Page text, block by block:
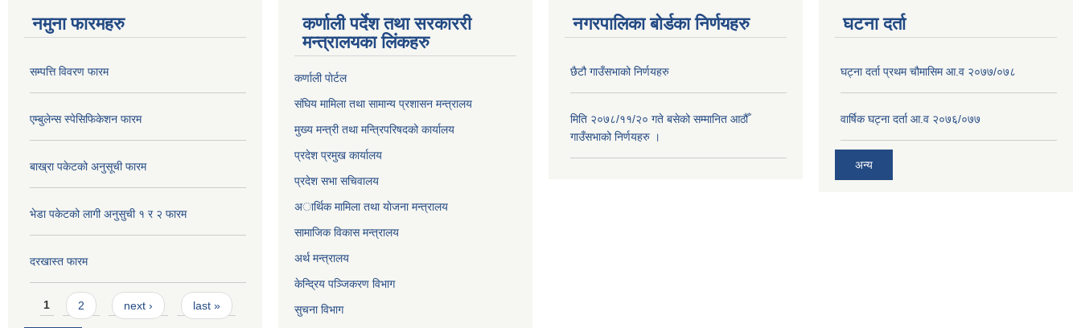
नमुना फारमहरु
सम्पत्ति विवरण फारम
एम्बुलेन्स स्पेसिफिकेशन फारम
बाख्रा पकेटको अनुसूची फारम
भेडा पकेटको लागी अनुसुची १ र २ फारम
दरखास्त फारम
Pages
1 2 next › last »
कर्णाली पर्देश तथा सरकाररी
मन्त्रालयका लिंकहरु
कर्णाली पाेर्टल
संघिय मामिला तथा सामान्य प्रशासन मन्त्रालय
मुख्य मन्त्री तथा मन्त्रिपरिषदको कार्यालय
प्रदेश प्रमुख कार्यालय
प्रदेश सभा सचिवालय
अार्थिक मामिला तथा याेजना मन्त्रालय
सामाजिक विकास मन्त्रालय
अर्थ मन्त्रालय
केन्द्रिय पञ्जिकरण विभाग
सुचना विभाग
नगरपालिका बोर्डका निर्णयहरु
छैटौ गाउँसभाको निर्णयहरु
मिति २०७८/११/२० गते बसेको सम्मानित आठौँ
गाउँसभाको निर्णयहरु ।
घटना दर्ता
घट्ना दर्ता प्रथम चौमासिम आ.व २०७७/०७८
वार्षिक घट्ना दर्ता आ.व २०७६/०७७
अन्य